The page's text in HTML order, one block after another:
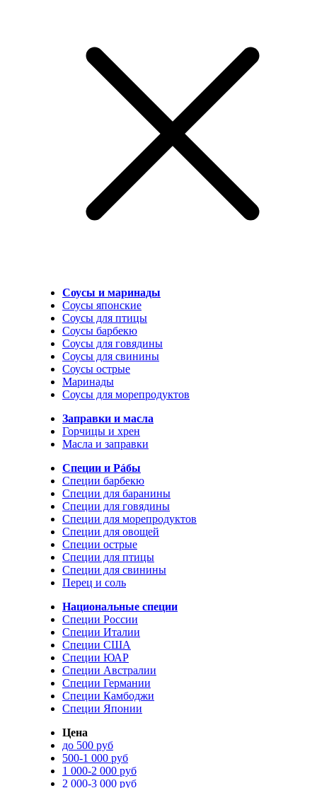
Соусы и маринады
Соусы японские
Соусы для птицы
Соусы барбекю
Соусы для говядины
Соусы для свинины
Соусы острые
Маринады
Соусы для морепродуктов
Заправки и масла
Горчицы и хрен
Масла и заправки
Специи и Рáбы
Специи барбекю
Специи для баранины
Специи для говядины
Специи для морепродуктов
Специи для овощей
Специи острые
Специи для птицы
Специи для свинины
Перец и соль
Национальные специи
Специи России
Специи Италии
Специи США
Специи ЮАР
Специи Австралии
Специи Германии
Специи Камбоджи
Специи Японии
Цена
до 500 руб
500-1 000 руб
1 000-2 000 руб
2 000-3 000 руб